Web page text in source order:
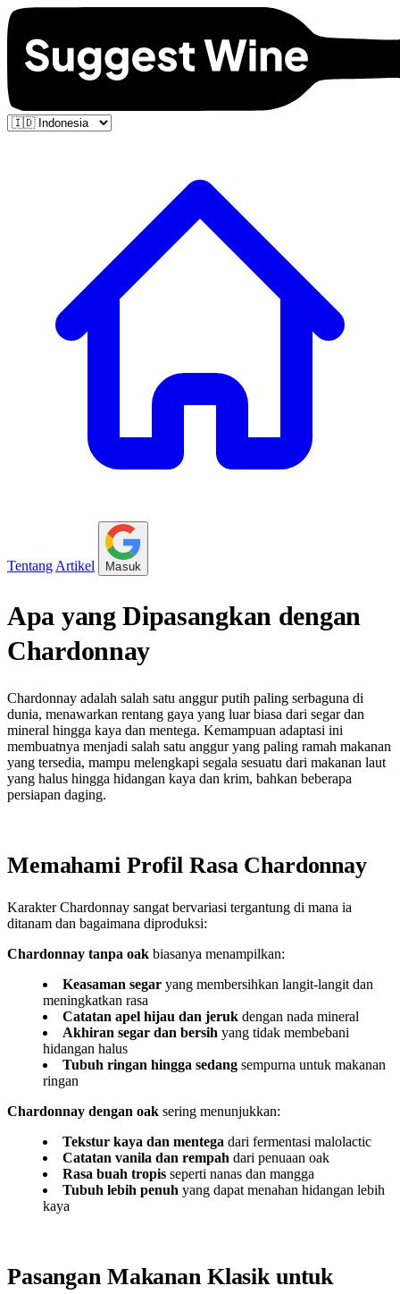
Tentang Artikel Masuk
Apa yang Dipasangkan dengan
Chardonnay
Chardonnay adalah salah satu anggur putih paling serbaguna di
dunia, menawarkan rentang gaya yang luar biasa dari segar dan
mineral hingga kaya dan mentega. Kemampuan adaptasi ini
membuatnya menjadi salah satu anggur yang paling ramah makanan
yang tersedia, mampu melengkapi segala sesuatu dari makanan laut
yang halus hingga hidangan kaya dan krim, bahkan beberapa
persiapan daging.
Memahami Profil Rasa Chardonnay
Karakter Chardonnay sangat bervariasi tergantung di mana ia
ditanam dan bagaimana diproduksi:
Chardonnay tanpa oak biasanya menampilkan:
Keasaman segar yang membersihkan langit-langit dan
meningkatkan rasa
Catatan apel hijau dan jeruk dengan nada mineral
Akhiran segar dan bersih yang tidak membebani
hidangan halus
Tubuh ringan hingga sedang sempurna untuk makanan
ringan
Chardonnay dengan oak sering menunjukkan:
Tekstur kaya dan mentega dari fermentasi malolactic
Catatan vanila dan rempah dari penuaan oak
Rasa buah tropis seperti nanas dan mangga
Tubuh lebih penuh yang dapat menahan hidangan lebih
kaya
Pasangan Makanan Klasik untuk